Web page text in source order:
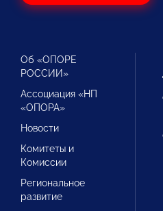
Об «ОПОРЕ
РОССИИ»
Ассоциация «НП
«ОПОРА»
Новости
Комитеты и
Комиссии
Региональное
развитие